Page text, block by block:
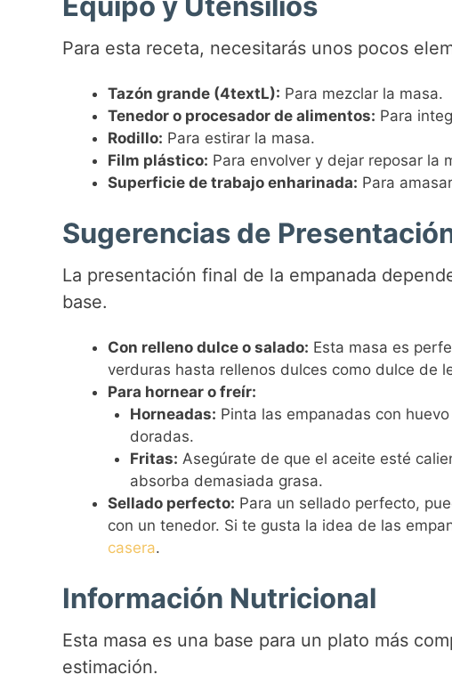
Para esta receta, necesitarás unos pocos
Tazón grande (4textL): Para mezclar la masa.
Tenedor o procesador de alimentos: Para
Rodillo: Para estirar la masa.
Film plástico: Para envolver y dejar reposar la
Superficie de trabajo enharinada: Para
Sugerencias de
La presentación final de la empanada
base.
Con relleno dulce o salado: Esta masa es
verduras hasta rellenos dulces como dulce de
Para hornear o freír:
Horneadas: Pinta las empanadas con
doradas.
Fritas: Asegúrate de que el aceite esté
absorba demasiada grasa.
Sellado perfecto: Para un sellado perfecto,
con un tenedor. Si te gusta la idea de las
casera.
Información Nutricional
Esta masa es una base para un plato más
estimación.